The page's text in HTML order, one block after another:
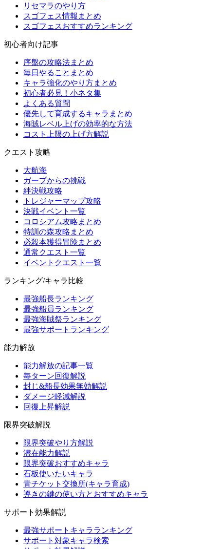
リセマラのやり方
スゴフェス情報まとめ
スゴフェスおすすめランキング
初心者向け記事
序盤の攻略法まとめ
毎日やることまとめ
キャラ強化のやり方まとめ
初心者必見！小ネタ集
よくある質問
優先して育成するキャラまとめ
海賊レベル上げの効率的な方法
コスト上限の上げ方解説
クエスト攻略
大航海
ガープからの挑戦
絆決戦攻略
トレジャーマップ攻略
決戦イベント一覧
コロシアム攻略まとめ
特訓の森攻略まとめ
必殺本獲得冒険まとめ
通常クエスト一覧
イベントクエスト一覧
ランキング/キャラ比較
最強船長ランキング
最強船員ランキング
最強海賊祭ランキング
最強サポートランキング
能力解放
能力解放の記事一覧
毎ターン回復解説
封じ&船長効果無効解説
ダメージ軽減解説
回復上昇解説
限界突破解説
限界突破やり方解説
潜在能力解説
限界突破おすすめキャラ
石板使いたいキャラ
青チケット交換所(キャラ育成)
導きの鍵の使い方とおすすめキャラ
サポート効果解説
最強サポートキャラランキング
サポート対象キャラ検索